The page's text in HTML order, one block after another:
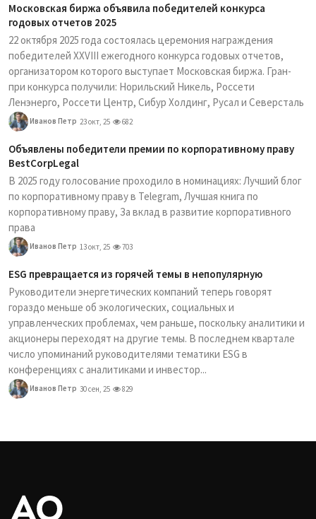
Московская биржа объявила победителей конкурса
годовых отчетов 2025
22 октября 2025 года состоялась церемония награждения
победителей XXVIII ежегодного конкурса годовых отчетов,
организатором которого выступает Московская биржа. Гран-
при конкурса получили: Норильский Никель, Россети
Ленэнерго, Россети Центр, Сибур Холдинг, Русал и Северсталь
Иванов Петр 23 окт, 25 682
Объявлены победители премии по корпоративному праву
BestCorpLegal
В 2025 году голосование проходило в номинациях: Лучший блог
по корпоративному праву в Telegram, Лучшая книга по
корпоративному праву, За вклад в развитие корпоративного
права
Иванов Петр 13 окт, 25 703
ESG превращается из горячей темы в непопулярную
Руководители энергетических компаний теперь говорят
гораздо меньше об экологических, социальных и
управленческих проблемах, чем раньше, поскольку аналитики и
акционеры переходят на другие темы. В последнем квартале
число упоминаний руководителями тематики ESG в
конференциях с аналитиками и инвестор...
Иванов Петр 30 сен, 25 829